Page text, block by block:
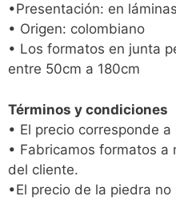
•Presentación: en
• Origen: colombiano
• Los formatos en junta
entre 50cm a 180cm
Términos y condiciones
• El precio corresponde
• Fabricamos formatos a
del cliente.
•El precio de la piedra